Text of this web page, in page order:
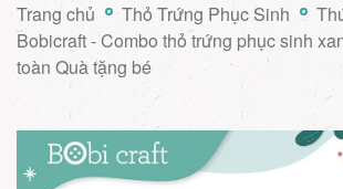
Trang chủ Thỏ Trứng Phục Sinh
Bobicraft - Combo thỏ trứng phục sinh
toàn Quà tặng bé